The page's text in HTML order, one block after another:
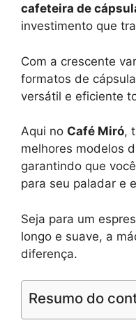
cafeteira de
investimento que
Com a crescente
formatos de
versátil e eficiente
Aqui no Café Miró,
melhores modelos
garantindo que
para seu paladar e
Seja para um
longo e suave, a
diferença.
Resumo do